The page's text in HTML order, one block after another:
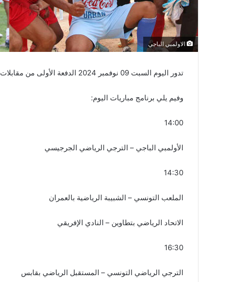
الاولمبي الباجي
تدور اليوم السبت 09 نوفمبر 2024 الدفعة الأولى من مقابلات الجولة الثامنة ذهابًا من بطولة الرابطة المحترفة الأولى.
وفيم يلي برنامج مباريات اليوم:
14:00
الأولمبي الباجي – الترجي الرياضي الجرجيسي
14:30
الملعب التونسي – الشبيبة الرياضية بالعمران
الاتحاد الرياضي بتطاوين – النادي الإفريقي
16:30
الترجي الرياضي التونسي – المستقبل الرياضي بقابس